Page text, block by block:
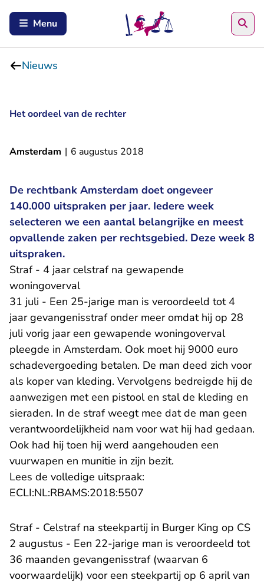
Menu
Nieuws
Het oordeel van de rechter
Amsterdam | 6 augustus 2018
De rechtbank Amsterdam doet ongeveer
140.000 uitspraken per jaar. Iedere week
selecteren we een aantal belangrijke en meest
opvallende zaken per rechtsgebied. Deze week 8
uitspraken.
Straf - 4 jaar celstraf na gewapende
woningoverval
31 juli - Een 25-jarige man is veroordeeld tot 4
jaar gevangenisstraf onder meer omdat hij op 28
juli vorig jaar een gewapende woningoverval
pleegde in Amsterdam. Ook moet hij 9000 euro
schadevergoeding betalen. De man deed zich voor
als koper van kleding. Vervolgens bedreigde hij de
aanwezigen met een pistool en stal de kleding en
sieraden. In de straf weegt mee dat de man geen
verantwoordelijkheid nam voor wat hij had gedaan.
Ook had hij toen hij werd aangehouden een
vuurwapen en munitie in zijn bezit.
Lees de volledige uitspraak:
ECLI:NL:RBAMS:2018:5507
Straf - Celstraf na steekpartij in Burger King op CS
2 augustus - Een 22-jarige man is veroordeeld tot
36 maanden gevangenisstraf (waarvan 6
voorwaardelijk) voor een steekpartij op 6 april van